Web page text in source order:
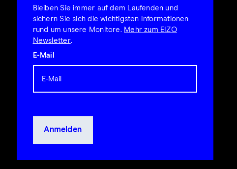
Bleiben Sie immer auf dem Laufenden und
sichern Sie sich die wichtigsten Informationen
rund um unsere Monitore. Mehr zum EIZO
Newsletter.
E-Mail